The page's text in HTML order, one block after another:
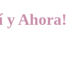
y Ahora!